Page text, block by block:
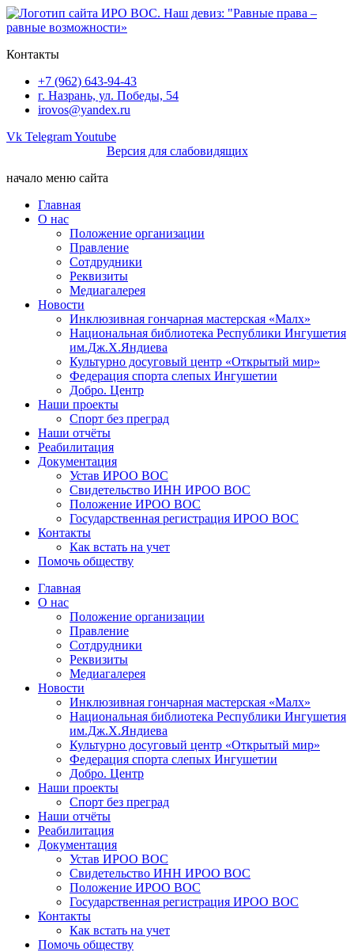
Перейти
к
Контакты
+7 (962) 643-94-43
г. Назрань, ул. Победы, 54
irovos@yandex.ru
Vk TelegramYoutube
Версия для слабовидящих
начало меню сайта
Главная
О нас
Положение организации
Правление
Сотдрудники
Реквизиты
Медиагалерея
Новости
Инклюзивная гончарная мастерская «Малх»
Национальная библиотека Республики Ингушетия
им.Дж.Х.Яндиева
Культурно досуговый центр «Открытый мир»
Федерация спорта слепых Ингушетии
Добро. Центр
Наши проекты
Спорт без преград
Наши отчёты
Реабилитация
Документация
Устав ИРОО ВОС
Свидетельство ИНН ИРОО ВОС
Положение ИРОО ВОС
Государственная регистрация ИРОО ВОС
Контакты
Как встать на учет
Помочь обществу
Главная
О нас
Положение организации
Правление
Сотдрудники
Реквизиты
Медиагалерея
Новости
Инклюзивная гончарная мастерская «Малх»
Национальная библиотека Республики Ингушетия
им.Дж.Х.Яндиева
Культурно досуговый центр «Открытый мир»
Федерация спорта слепых Ингушетии
Добро. Центр
Наши проекты
Спорт без преград
Наши отчёты
Реабилитация
Документация
Устав ИРОО ВОС
Свидетельство ИНН ИРОО ВОС
Положение ИРОО ВОС
Государственная регистрация ИРОО ВОС
Контакты
Как встать на учет
Помочь обществу